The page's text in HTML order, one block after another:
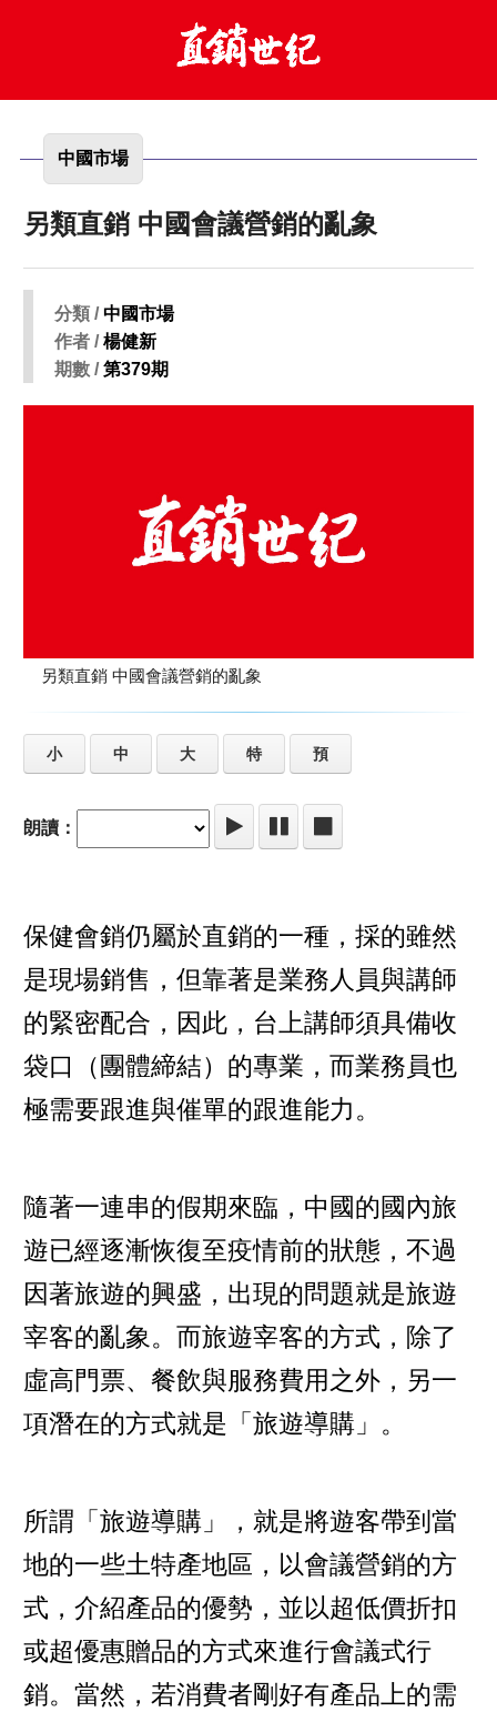
中國市場
另類直銷 中國會議營銷的亂象
分類 /中國市場
作者 /楊健新
期數 /第379期
另類直銷 中國會議營銷的亂象
小 中 大 特 預
朗讀：
保健會銷仍屬於直銷的一種，採的雖然
是現場銷售，但靠著是業務人員與講師
的緊密配合，因此，台上講師須具備收
袋口（團體締結）的專業，而業務員也
極需要跟進與催單的跟進能力。
隨著一連串的假期來臨，中國的國內旅
遊已經逐漸恢復至疫情前的狀態，不過
因著旅遊的興盛，出現的問題就是旅遊
宰客的亂象。而旅遊宰客的方式，除了
虛高門票、餐飲與服務費用之外，另一
項潛在的方式就是「旅遊導購」。
所謂「旅遊導購」，就是將遊客帶到當
地的一些土特產地區，以會議營銷的方
式，介紹產品的優勢，並以超低價折扣
或超優惠贈品的方式來進行會議式行
銷。當然，若消費者剛好有產品上的需